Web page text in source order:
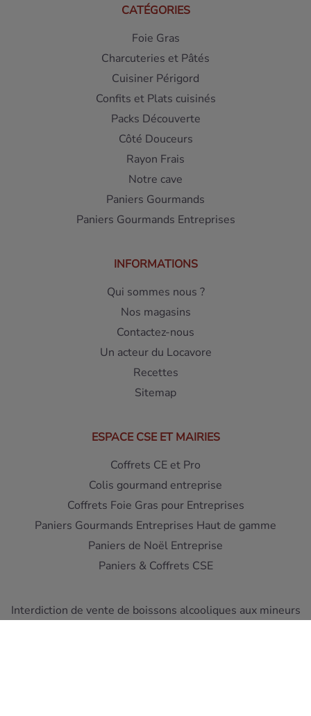
CATÉGORIES
Foie Gras
Charcuteries et Pâtés
Cuisiner Périgord
Confits et Plats cuisinés
Packs Découverte
Côté Douceurs
Rayon Frais
Notre cave
Paniers Gourmands
Paniers Gourmands Entreprises
INFORMATIONS
Qui sommes nous ?
Nos magasins
Contactez-nous
Un acteur du Locavore
Recettes
Sitemap
ESPACE CSE ET MAIRIES
Coffrets CE et Pro
Colis gourmand entreprise
Coffrets Foie Gras pour Entreprises
Paniers Gourmands Entreprises Haut de gamme
Paniers de Noël Entreprise
Paniers & Coffrets CSE
Interdiction de vente de boissons alcooliques aux mineurs